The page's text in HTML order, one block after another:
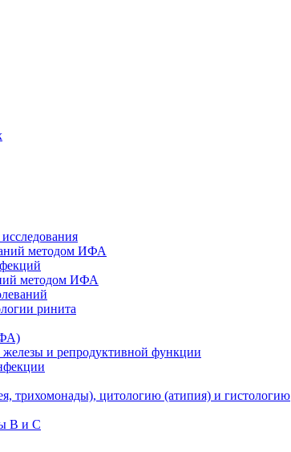
методом ИФА
методом ИФА
ринита
и репродуктивной функции
трихомонады), цитологию (атипия) и гистологию
B и C